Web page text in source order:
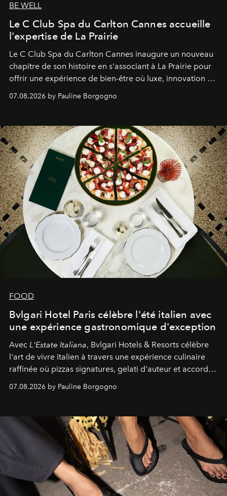
BE WELL
Le C Club Spa du Carlton Cannes accueille
l'expertise de La Prairie
Le C Club Spa du Carlton Cannes inaugure un nouveau
chapitre de son histoire en s'associant à La Prairie pour
offrir une expérience de bien-être où luxe, innovation et
expertise se rencontrent.
07.08.2026 by Pauline Borgogno
FOOD
Bvlgari Hotel Paris célèbre l'été italien avec
une expérience gastronomique d'exception
Avec L'Estate Italiana, Bvlgari Hotels & Resorts célèbre
l'art de vivre italien à travers une expérience culinaire
raffinée où pizzas signatures, gelati d'auteur et accords
d'exception composent un véritable voyage sensoriel.
07.08.2026 by Pauline Borgogno